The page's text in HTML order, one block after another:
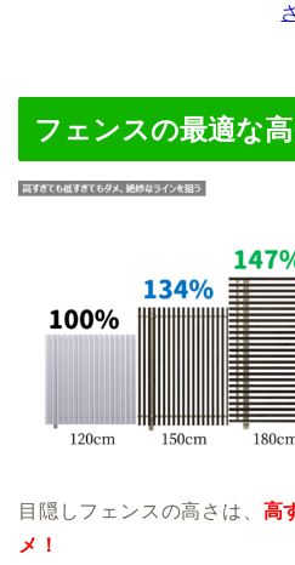
フェンスの最適な
目隠しフェンスの高さは、 高
メ！